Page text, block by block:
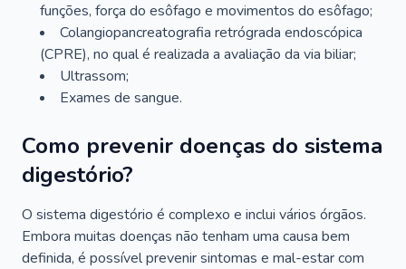
funções, força do esôfago e movimentos do esôfago;
Colangiopancreatografia retrógrada endoscópica
(CPRE), no qual é realizada a avaliação da via biliar;
Ultrassom;
Exames de sangue.
Como prevenir doenças do sistema
digestório?
O sistema digestório é complexo e inclui vários órgãos.
Embora muitas doenças não tenham uma causa bem
definida, é possível prevenir sintomas e mal-estar com